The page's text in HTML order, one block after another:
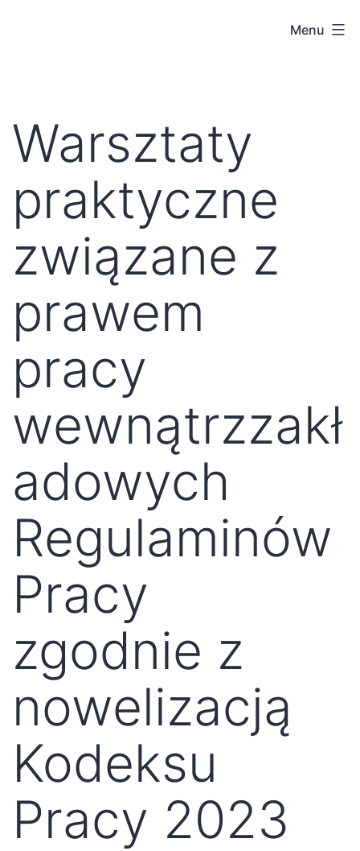
Menu
Warsztaty
praktyczne
związane z
prawem
pracy
wewnątrzzakł
adowych
Regulaminów
Pracy
zgodnie z
nowelizacją
Kodeksu
Pracy 2023